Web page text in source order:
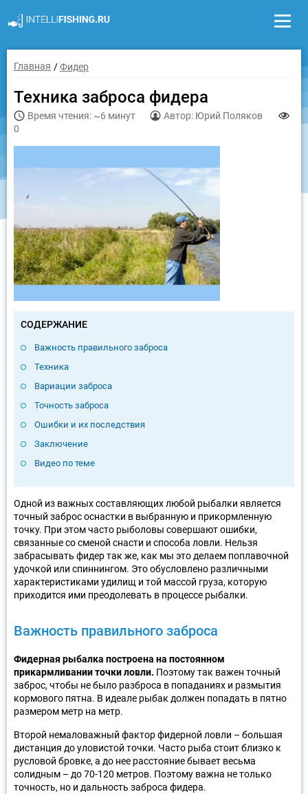
Главная Фидер
Техника заброса фидера
Время чтения: ~6 минут
Автор: Юрий Поляков
0
СОДЕРЖАНИЕ
Важность правильного заброса
Техника
Вариации заброса
Точность заброса
Ошибки и их последствия
Заключение
Видео по теме
Одной из важных составляющих любой рыбалки является
точный заброс оснастки в выбранную и прикормленную
точку. При этом часто рыболовы совершают ошибки,
связанные со сменой снасти и способа ловли. Нельзя
забрасывать фидер так же, как мы это делаем поплавочной
удочкой или спиннингом. Это обусловлено различными
характеристиками удилищ и той массой груза, которую
приходится ими преодолевать в процессе рыбалки.
Важность правильного заброса
Фидерная рыбалка построена на постоянном
прикармливании точки ловли. Поэтому так важен точный
заброс, чтобы не было разброса в попаданиях и размытия
кормового пятна. В идеале рыбак должен попадать в пятно
размером метр на метр.
Второй немаловажный фактор фидерной ловли – большая
дистанция до уловистой точки. Часто рыба стоит близко к
русловой бровке, а до нее расстояние бывает весьма
солидным – до 70-120 метров. Поэтому важна не только
точность, но и дальность заброса фидера.